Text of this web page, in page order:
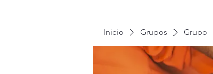
Inicio Grupos Grupo